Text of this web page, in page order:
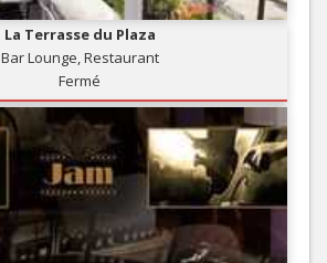
La Terrasse du Plaza
Bar Lounge, Restaurant
Fermé